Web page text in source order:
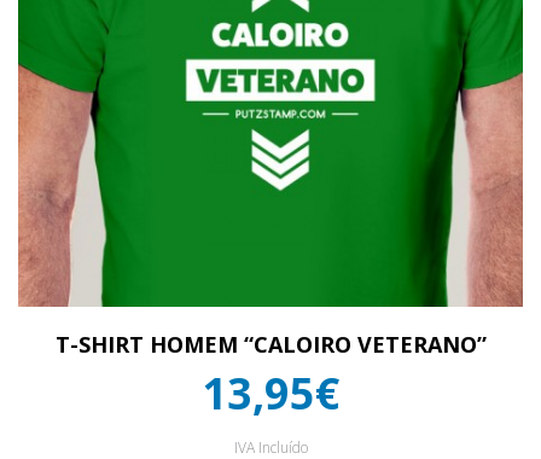
T-SHIRT HOMEM “CALOIRO VETERANO”
13,95€
IVA Incluído